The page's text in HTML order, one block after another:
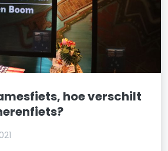
hoe verschilt